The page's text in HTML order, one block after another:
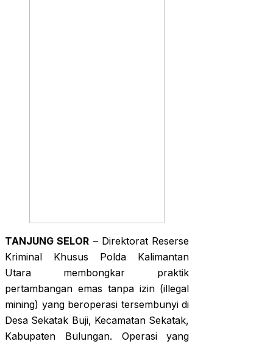
TANJUNG SELOR – Direktorat Reserse
Kriminal Khusus Polda Kalimantan
Utara membongkar praktik
pertambangan emas tanpa izin (illegal
mining) yang beroperasi tersembunyi di
Desa Sekatak Buji, Kecamatan Sekatak,
Kabupaten Bulungan. Operasi yang